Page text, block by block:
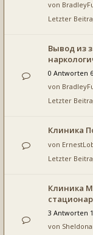
von
Letzter
Вывод из
0 Antworten
von
Letzter
Клиника
von
Letzter
Клиника
3 Antworten
von